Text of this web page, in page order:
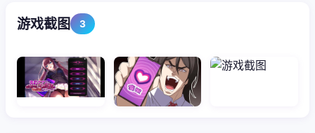
游戏截图 3